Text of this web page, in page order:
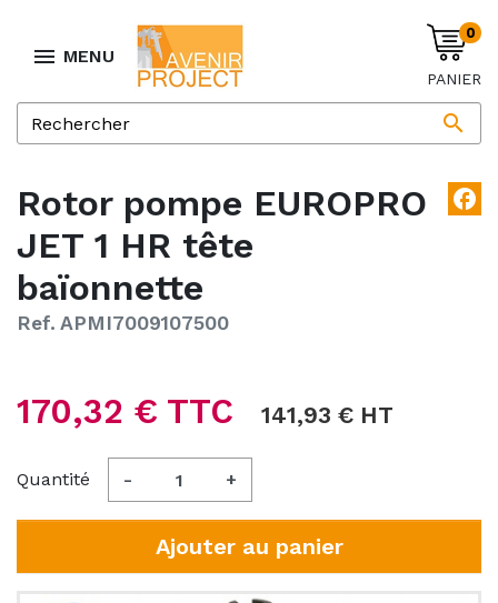
 MENU

0
PANIER
Rotor pompe EUROPRO
JET 1 HR tête
baïonnette
facebook
Ref. APMI7009107500
170,32 € TTC 141,93 € HT
Quantité - +
Ajouter au panier